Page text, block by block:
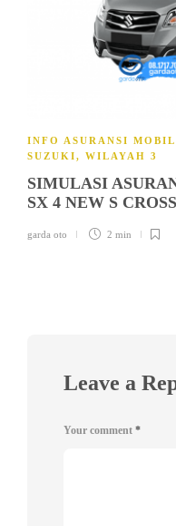
INFO ASURANSI MOBIL
SUZUKI, WILAYAH 3
SIMULASI
SX 4 NEW S
garda oto 2 min
Leave a
Your comment *